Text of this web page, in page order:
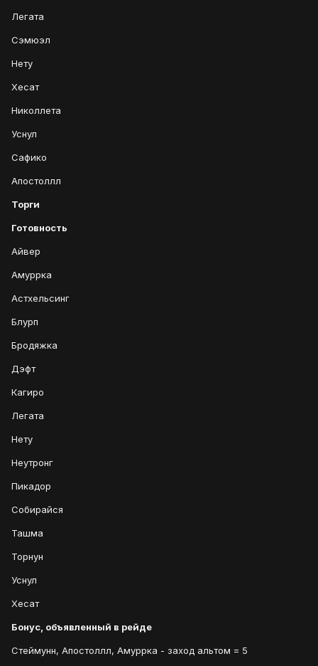
Легата
Сэмюэл
Нету
Хесат
Николлета
Уснул
Сафико
Апостоллл
Торги
Готовность
Айвер
Амуррка
Астхельсинг
Блурп
Бродяжка
Дэфт
Кагиро
Легата
Нету
Неутронг
Пикадор
Собирайся
Ташма
Торнун
Уснул
Хесат
Бонус, объявленный в рейде
Стеймунн, Апостоллл, Амуррка - заход альтом = 5